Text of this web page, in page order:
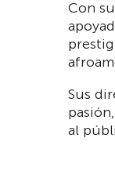
Con
Sus
al